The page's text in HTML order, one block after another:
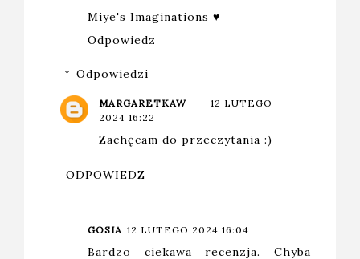
Miye's Imaginations ♥
Odpowiedz
Odpowiedzi
MARGARETKAW
12 LUTEGO
2024 16:22
Zachęcam do przeczytania :)
ODPOWIEDZ
GOSIA 12 LUTEGO 2024 16:04
Bardzo ciekawa recenzja. Chyba